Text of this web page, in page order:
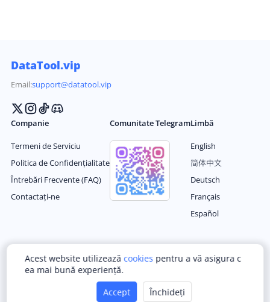
DataTool.vip
Email:support@datatool.vip
Companie
Termeni de Serviciu
Politica de Confidențialitate
Întrebări Frecvente (FAQ)
Contactați-ne
Comunitate TelegramLimbă
English
简体中文
Deutsch
Français
Español
Português
Italiano
Українська
Română
Türkçe
Bahasa Indonesia
Filipino
ไทย
한국어
العربية
日本语
繁体中文
Acest website utilizeazăcookies pentru a vă asigura c
ea mai bună experiență.
Accept
Închideți